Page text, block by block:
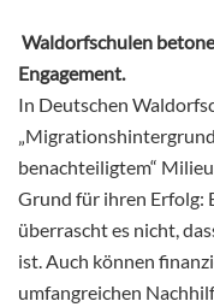
Waldorfschulen
Engagement.
In Deutschen
benachteiligtem“
Grund für ihren Erfolg:
überrascht es nicht,
ist. Auch können
umfangreichen